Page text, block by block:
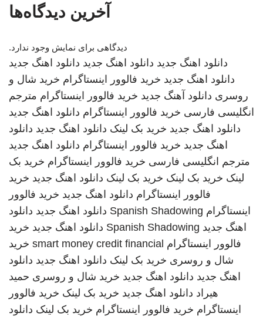
آخرین دیدگاه‌ها
دیدگاهی برای نمایش وجود ندارد.
دانلود اهنگ جدید دانلود اهنگ جدید دانلود اهنگ جدید
دانلود اهنگ جدید خرید فالوور اینستاگرام خرید شال و
روسری دانلود آهنگ جدید خرید فالوور اینستاگرام مترجم
انگلیسی فارسی خرید فالوور اینستاگرام دانلود اهنگ جدید
دانلود اهنگ جدید خرید بک لینک دانلود اهنگ جدید دانلود
اهنگ جدید خرید فالوور اینستاگرام دانلود اهنگ جدید
مترجم انگلیسی فارسی خرید فالوور اینستاگرام خرید بک
لینک خرید بک لینک خرید بک لینک دانلود اهنگ جدید خرید
فالوور اینستاگرام دانلود اهنگ جدید خرید فالوور
اینستاگرام Spanish Shadowing دانلود اهنگ جدید دانلود
اهنگ جدید Spanish Shadowing دانلود اهنگ جدید خرید
فالوور اینستاگرام smart money credit financial خرید
شال و روسری خرید بک لینک دانلود اهنگ جدید دانلود
اهنگ جدید دانلود اهنگ جدید خرید شال و روسری حمید
هیراد دانلود اهنگ جدید خرید بک لینک خرید فالوور
اینستاگرام خرید فالوور اینستاگرام خرید بک لینک دانلود